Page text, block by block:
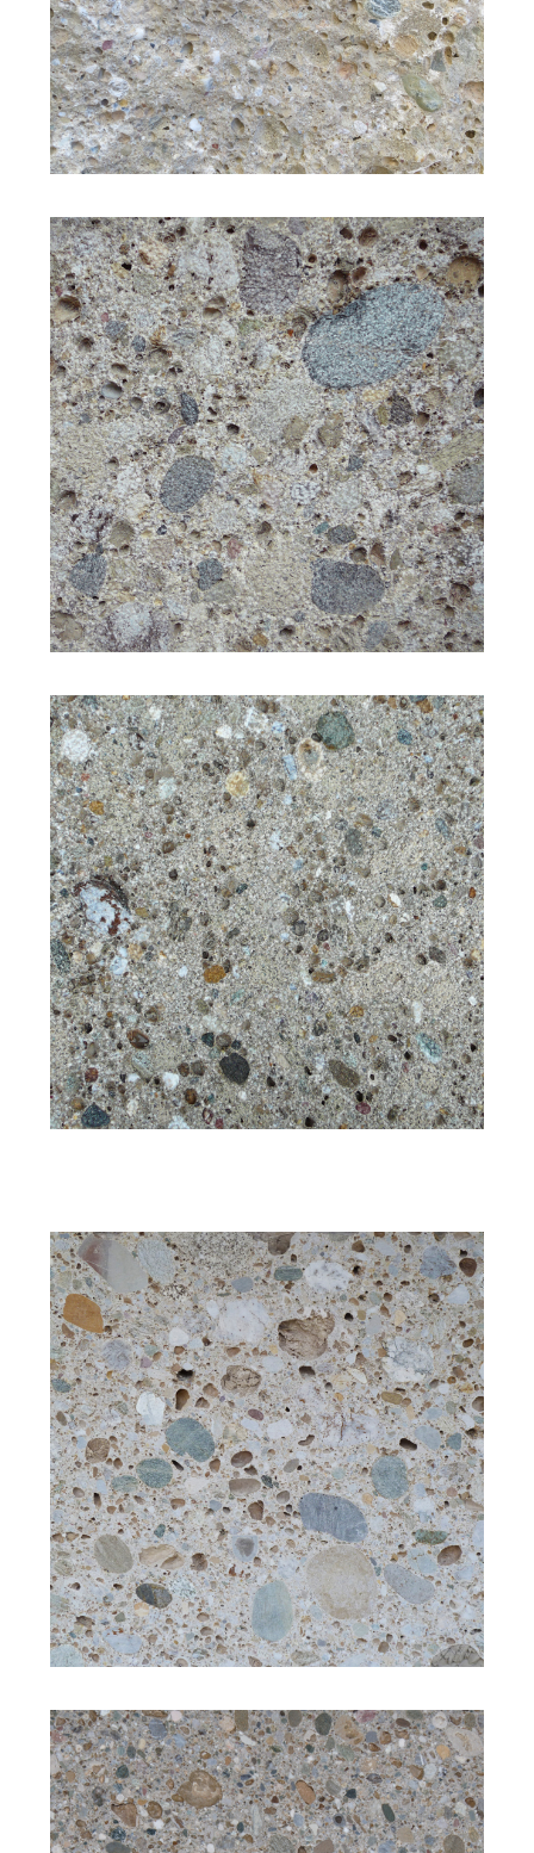
Struktur: mittelkörnig
Bearbeitung: gestockt
Struktur: feinkörnig
Bearbeitung: gestockt
Struktur: grobkörnig
Bearbeitung: gesägt